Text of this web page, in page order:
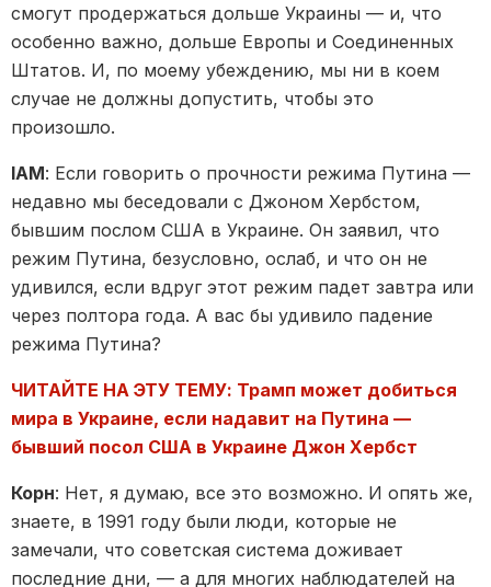
смогут продержаться дольше Украины — и, что
особенно важно, дольше Европы и Соединенных
Штатов. И, по моему убеждению, мы ни в коем
случае не должны допустить, чтобы это
произошло.
IAM: Если говорить о прочности режима Путина —
недавно мы беседовали с Джоном Хербстом,
бывшим послом США в Украине. Он заявил, что
режим Путина, безусловно, ослаб, и что он не
удивился, если вдруг этот режим падет завтра или
через полтора года. А вас бы удивило падение
режима Путина?
ЧИТАЙТЕ НА ЭТУ ТЕМУ: Трамп может добиться
мира в Украине, если надавит на Путина —
бывший посол США в Украине Джон Хербст
Корн: Нет, я думаю, все это возможно. И опять же,
знаете, в 1991 году были люди, которые не
замечали, что советская система доживает
последние дни, — а для многих наблюдателей на